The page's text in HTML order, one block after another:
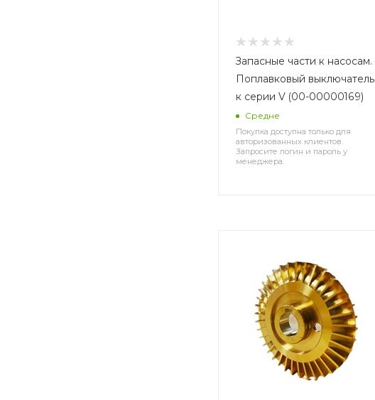
Запасные части к насосам.
Поплавковый выключатель
к серии V (00-00000169)
Средне
Покупка доступна только для
авторизованных клиентов.
Запросите логин и пароль у
менеджера.